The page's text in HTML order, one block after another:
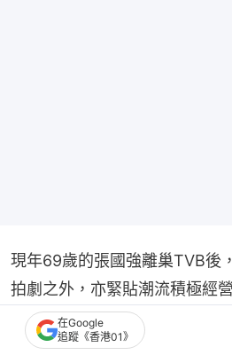
現年69歲的張國強離巢TVB後
拍劇之外，亦緊貼潮流積極經
開設抖音和小紅書賬號，與粉
動態，展示其幽默風趣的一面
在Google
追蹤《香港01》